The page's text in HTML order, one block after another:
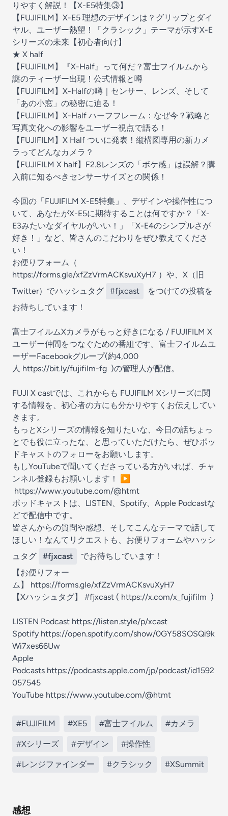
りやすく解説！【X-E5特集③】
【FUJIFILM】X-E5 理想のデザインは？グリップとダイ
ヤル、ユーザー熱望！「クラシック」テーマが示すX-E
シリーズの未来【初心者向け】
★ X half
【FUJIFILM】『X-Half』って何だ？富士フイルムから
謎のティーザー出現！公式情報と噂
【FUJIFILM】X-Halfの噂｜センサー、レンズ、そして
「あの小窓」の秘密に迫る！
【FUJIFILM】X-Half ハーフフレーム：なぜ今？戦略と
写真文化への影響をユーザー視点で語る！
【FUJIFILM】X Half ついに発表！縦構図専用の新カメ
ラってどんなカメラ？
【FUJIFILM X half】F2.8レンズの「ボケ感」は誤解？購
入前に知るべきセンサーサイズとの関係！
今回の「FUJIFILM X-E5特集」、デザインや操作性につ
いて、あなたがX-E5に期待することは何ですか？「X-
E3みたいなダイヤルがいい！」「X-E4のシンプルさが
好き！」など、皆さんのこだわりをぜひ教えてくださ
い！
お便りフォーム（
https://forms.gle/xfZzVrmACKsvuXyH7 ）や、X（旧
Twitter）でハッシュタグ
#fjxcast
をつけての投稿を
お待ちしています！
富士フイルムXカメラがもっと好きになる / FUJIFILM X
ユーザー仲間をつなぐための番組です。富士フイルムユ
ーザーFacebookグループ(約4,000
人 https://bit.ly/fujifilm-fg )の管理人が配信。
FUJI X castでは、これからも FUJIFILM Xシリーズに関
する情報を、初心者の方にも分かりやすくお伝えしてい
きます。
もっとXシリーズの情報を知りたいな、今日の話ちょっ
とでも役に立ったな、と思っていただけたら、ぜひポッ
ドキャストのフォローをお願いします。
もしYouTubeで聞いてくださっている方がいれば、チャ
ンネル登録もお願いします！ ▶︎
https://www.youtube.com/@htmt
ポッドキャストは、LISTEN、Spotify、Apple Podcastな
どで配信中です。
皆さんからの質問や感想、そしてこんなテーマで話して
ほしい！なんてリクエストも、お便りフォームやハッシ
ュタグ
#fjxcast
でお待ちしています！
【お便りフォー
ム】 https://forms.gle/xfZzVrmACKsvuXyH7
【Xハッシュタグ】 #fjxcast ( https://x.com/x_fujifilm )
LISTEN Podcast https://listen.style/p/xcast
Spotify https://open.spotify.com/show/0GY58SOSQi9k
Wi7xes66Uw
Apple
Podcasts https://podcasts.apple.com/jp/podcast/id1592
057545
YouTube https://www.youtube.com/@htmt
#FUJIFILM #XE5 #富士フイルム #カメラ
#Xシリーズ #デザイン #操作性
#レンジファインダー #クラシック #XSummit
感想